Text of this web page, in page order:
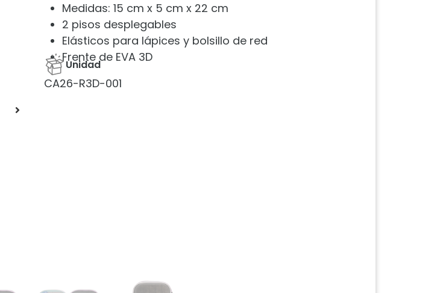
Medidas: 15 cm x 5 cm x 22 cm
2 pisos desplegables
Elásticos para lápices y bolsillo de red
Frente de EVA 3D
Unidad
CA26-R3D-001